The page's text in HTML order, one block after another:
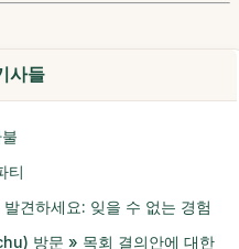
사들
티
견하세요: 잊을 수 없는 경험
방문 » 목회 결의안에 대한